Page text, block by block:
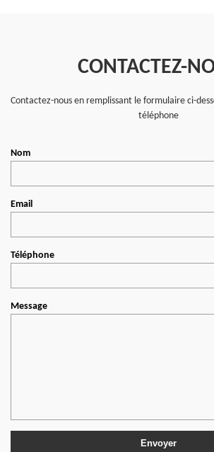
CONTACTEZ-
Contactez-nous en remplissant le formulaire ci-
téléphone
Nom
Email
Téléphone
Message